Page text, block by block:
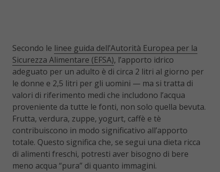
Secondo le linee guida dell’Autorità Europea per la
Sicurezza Alimentare (EFSA), l’apporto idrico
adeguato per un adulto è di circa 2 litri al giorno per
le donne e 2,5 litri per gli uomini — ma si tratta di
valori di riferimento medi che includono l’acqua
proveniente da tutte le fonti, non solo quella bevuta.
Frutta, verdura, zuppe, yogurt, caffè e tè
contribuiscono in modo significativo all’apporto
totale. Questo significa che, se segui una dieta ricca
di alimenti freschi, potresti aver bisogno di bere
meno acqua “pura” di quanto immagini.